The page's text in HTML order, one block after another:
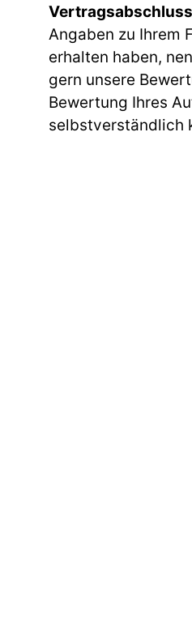
Vertragsabschluss
Angaben zu Ihrem
erhalten haben,
gern unsere
Bewertung Ihres
selbstverständlich